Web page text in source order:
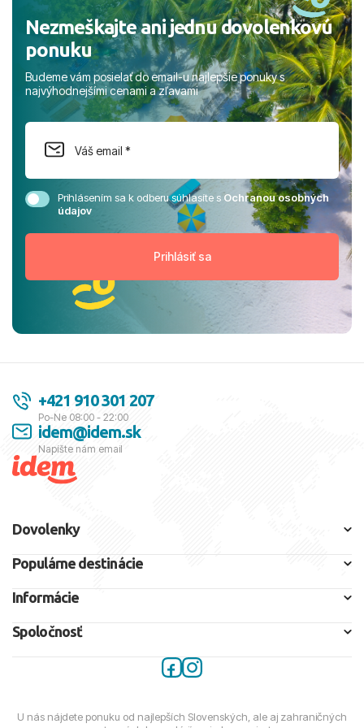
Nezmeškajte ani jednu dovolenkovú
ponuku
Budeme vám posielať do email-u najlepšie ponuky s
najvýhodnejšími cenami a zľavami
Prihlásením sa k odberu súhlasíte sOchranou osobných
údajov
+421 910 301 207
Po-Ne 08:00 - 22:00
idem@idem.sk
Napíšte nám email
Dovolenky
Populárne destinácie
Informácie
Spoločnosť
U nás nájdete ponuku od najlepších Slovenských, ale aj zahraničných